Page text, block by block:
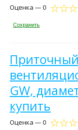
Оценка — 0
Сохранить
GW,
купить
Оценка — 0